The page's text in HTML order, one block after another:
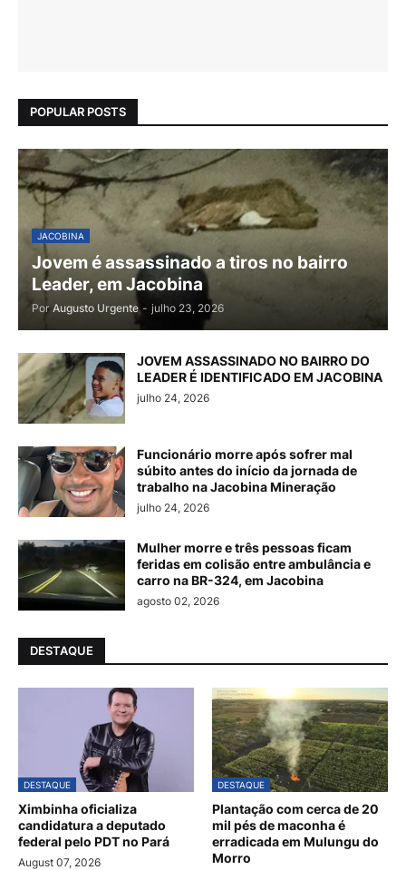
POPULAR POSTS
JACOBINA
Jovem é assassinado a tiros no bairro
Leader, em Jacobina
Por Augusto Urgente - julho 23, 2026
JOVEM ASSASSINADO NO BAIRRO DO
LEADER É IDENTIFICADO EM JACOBINA
julho 24, 2026
Funcionário morre após sofrer mal
súbito antes do início da jornada de
trabalho na Jacobina Mineração
julho 24, 2026
Mulher morre e três pessoas ficam
feridas em colisão entre ambulância e
carro na BR-324, em Jacobina
agosto 02, 2026
DESTAQUE
DESTAQUE
Ximbinha oficializa
candidatura a deputado
federal pelo PDT no Pará
August 07, 2026
DESTAQUE
Plantação com cerca de 20
mil pés de maconha é
erradicada em Mulungu do
Morro